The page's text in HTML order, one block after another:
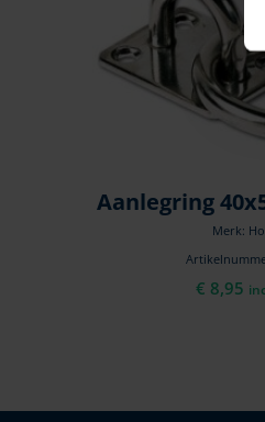
Aanlegring
Merk:
€ 8,95